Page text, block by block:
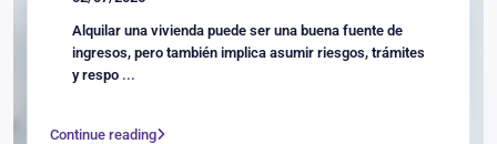
Alquilar una vivienda puede ser una buena fuente de
ingresos, pero también implica asumir riesgos, trámites
y respo ...
Continue reading